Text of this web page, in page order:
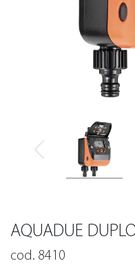
AQUADUE
cod. 8410